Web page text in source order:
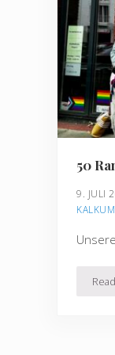
50
9. JULI
KALKUM